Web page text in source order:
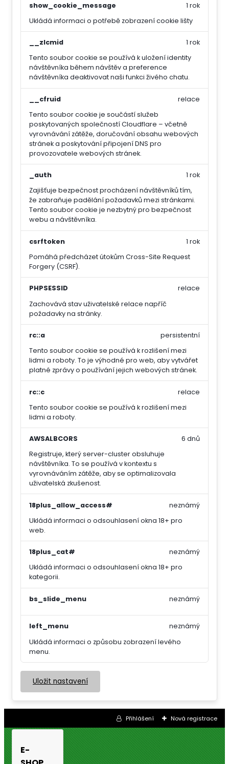
show_cookie_message
Ukládá informaci o potřebě zobrazení cookie lišty
1 rok
__zlcmid
Tento soubor cookie se používá k uložení identity
návštěvníka během návštěv a preference
návštěvníka deaktivovat naši funkci živého chatu.
1 rok
__cfruid
Tento soubor cookie je součástí služeb
poskytovaných společností Cloudflare – včetně
vyrovnávání zátěže, doručování obsahu webových
stránek a poskytování připojení DNS pro
provozovatele webových stránek.
relace
_auth
Zajišťuje bezpečnost procházení návštěvníků tím,
že zabraňuje padělání požadavků mezi stránkami.
Tento soubor cookie je nezbytný pro bezpečnost
webu a návštěvníka.
1 rok
csrftoken
Pomáhá předcházet útokům Cross-Site Request
Forgery (CSRF).
1 rok
PHPSESSID
Zachovává stav uživatelské relace napříč
požadavky na stránky.
relace
rc::a
Tento soubor cookie se používá k rozlišení mezi
lidmi a roboty. To je výhodné pro web, aby vytvářet
platné zprávy o používání jejich webových stránek.
persistentní
rc::c
Tento soubor cookie se používá k rozlišení mezi
lidmi a roboty.
relace
AWSALBCORS
Registruje, který server-cluster obsluhuje
návštěvníka. To se používá v kontextu s
vyrovnáváním zátěže, aby se optimalizovala
uživatelská zkušenost.
6 dnů
18plus_allow_access#
Ukládá informaci o odsouhlasení okna 18+ pro
web.
neznámý
18plus_cat#
Ukládá informaci o odsouhlasení okna 18+ pro
kategorii.
neznámý
bs_slide_menu neznámý
left_menu
Ukládá informaci o způsobu zobrazení levého
menu.
neznámý
Uložit nastavení
Přihlášení Nová registrace
E-